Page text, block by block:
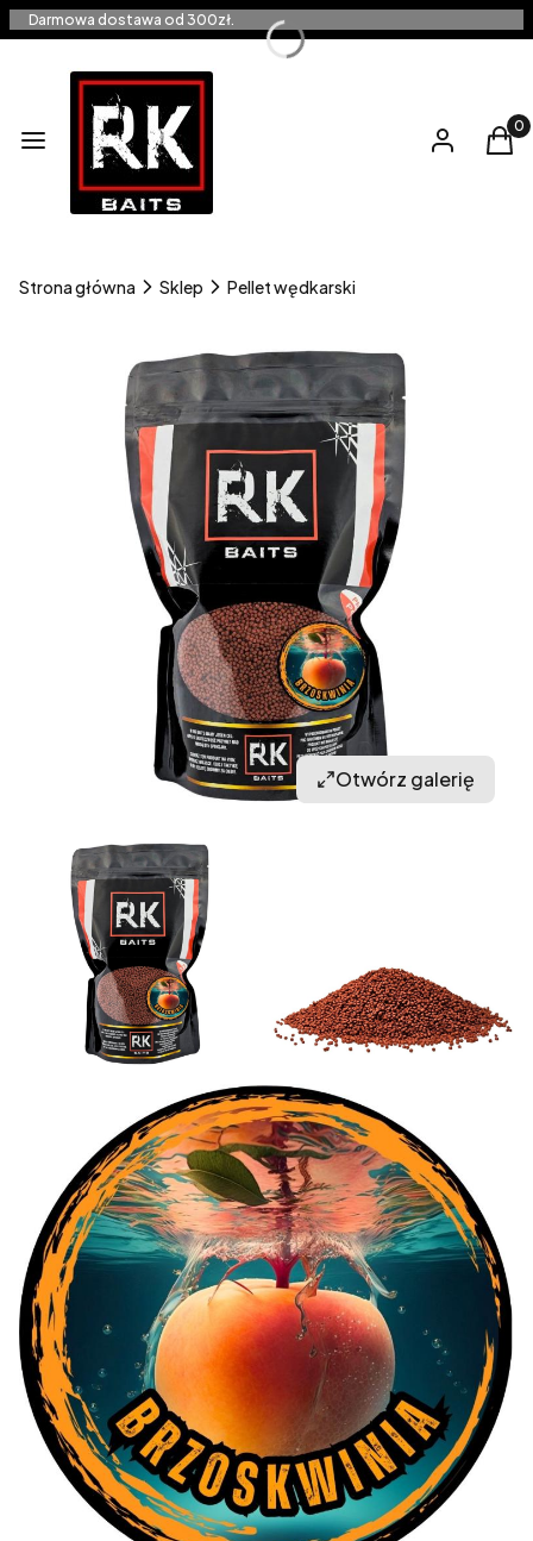
Darmowa dostawa od 300zł.
Menu Zaloguj się
Strona główna Sklep Pellet wędkarski
Otwórz galerię